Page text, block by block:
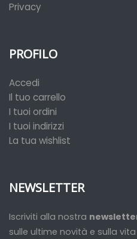
Privacy
PROFILO
Accedi
Il tuo carrello
I tuoi ordini
I tuoi indirizzi
La tua wishlist
NEWSLETTER
Iscriviti alla nostra
sulle ultime novità e sulla